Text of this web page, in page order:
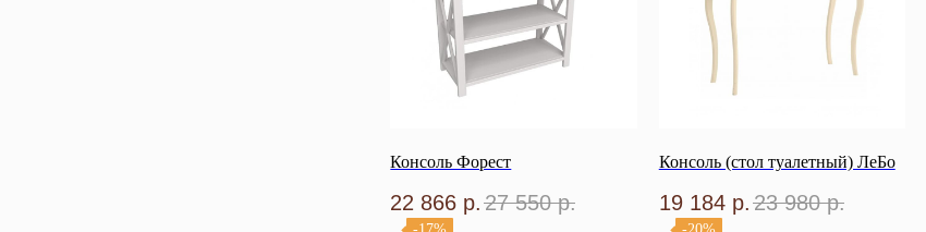
Консоль Форест
22 866 р. 27 550 р.
Консоль (стол туалетный) ЛеБо
19 184 р. 23 980 р.